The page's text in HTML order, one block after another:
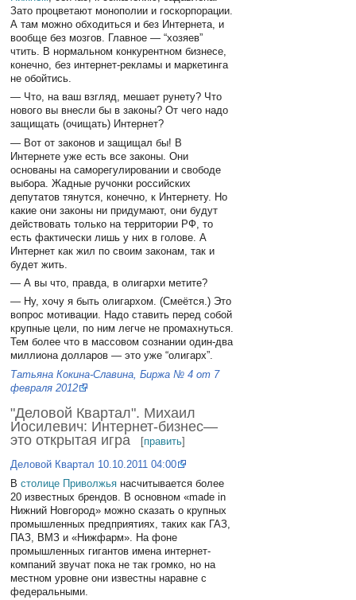
Зато процветают монополии и госкорпорации.
А там можно обходиться и без Интернета, и
вообще без мозгов. Главное — “хозяев”
чтить. В нормальном конкурентном бизнесе,
конечно, без интернет-рекламы и маркетинга
не обойтись.
— Что, на ваш взгляд, мешает рунету? Что
нового вы внесли бы в законы? От чего надо
защищать (очищать) Интернет?
— Вот от законов и защищал бы! В
Интернете уже есть все законы. Они
основаны на саморегулировании и свободе
выбора. Жадные ручонки российских
депутатов тянутся, конечно, к Интернету. Но
какие они законы ни придумают, они будут
действовать только на территории РФ, то
есть фактически лишь у них в голове. А
Интернет как жил по своим законам, так и
будет жить.
— А вы что, правда, в олигархи метите?
— Ну, хочу я быть олигархом. (Смеётся.) Это
вопрос мотивации. Надо ставить перед собой
крупные цели, по ним легче не промахнуться.
Тем более что в массовом сознании один-два
миллиона долларов — это уже “олигарх”.
Татьяна Кокина-Славина, Биржа № 4 от 7
февраля 2012
"Деловой Квартал". Михаил
Иосилевич: Интернет-бизнес—
это открытая игра
[править]
Деловой Квартал 10.10.2011 04:00
Встолице Приволжья насчитывается более
20 известных брендов. В основном «made in
Нижний Новгород» можно сказать о крупных
промышленных предприятиях, таких как ГАЗ,
ПАЗ, ВМЗ и «Нижфарм». На фоне
промышленных гигантов имена интернет-
компаний звучат пока не так громко, но на
местном уровне они известны наравне с
федеральными.